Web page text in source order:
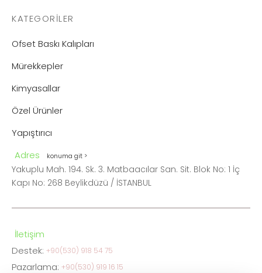
KATEGORILER
Ofset Baskı Kalıpları
Mürekkepler
Kimyasallar
Özel Ürünler
Yapıştırıcı
Adres
konuma git >
Yakuplu Mah. 194. Sk. 3. Matbaacılar San. Sit. Blok No: 1 İç
Kapı No: 268 Beylikdüzü / İSTANBUL
İletişim
Destek: +90(530) 918 54 75
Pazarlama: +90(530) 919 16 15